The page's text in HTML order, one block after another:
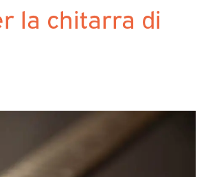
la chitarra di